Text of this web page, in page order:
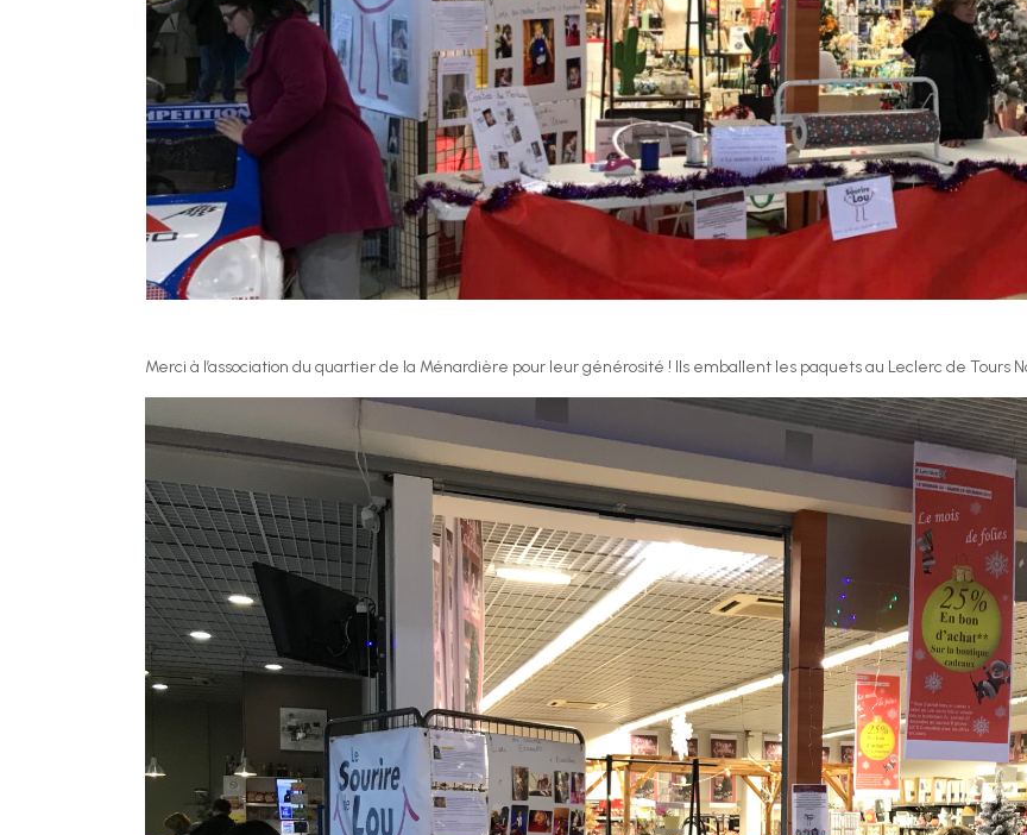
Merci à l’association du quartier de la Ménardière pour leur générosité ! Ils emballent les paquets au Leclerc de Tours